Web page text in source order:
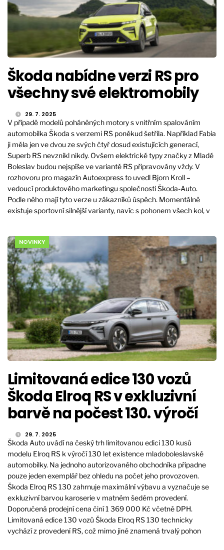
Škoda nabídne verzi RS pro
všechny své elektromobily
29. 7. 2025
V případě modelů poháněných motory s vnitřním spalováním
automobilka Škoda s verzemi RS poněkud šetřila. Například Fabia
ji měla jen ve dvou ze svých čtyř dosud existujících generací,
Superb RS nevznikl nikdy. Ovšem elektrické typy značky z Mladé
Boleslav budou nejspíše ve variantě RS připravovány vždy. V
rozhovoru pro magazín Autoexpress to uvedl Bjorn Kroll –
vedoucí produktového marketingu společnosti Škoda-Auto.
Podle něho mají tyto verze u zákazníků úspěch. Momentálně
existuje sportovní silnější varianty, navíc s pohonem všech kol, v
NOVINKY
Limitovaná edice 130 vozů
Škoda Elroq RS v exkluzivní
barvě na počest 130. výročí
29. 7. 2025
Škoda Auto uvádí na český trh limitovanou edici 130 kusů
modelu Elroq RS k výročí 130 let existence mladoboleslavské
automobilky. Na jednoho autorizovaného obchodníka připadne
pouze jeden exemplář bez ohledu na počet jeho provozoven.
Škoda Elroq RS 130 zahrnuje maximální výbavu a vyznačuje se
exkluzivní barvou karoserie v matném šedém provedení.
Doporučená prodejní cena činí 1 369 000 Kč včetně DPH.
Limitovaná edice 130 vozů Škoda Elroq RS 130 technicky
vychází z provedení RS, což mimo jiné znamená trvalý pohon